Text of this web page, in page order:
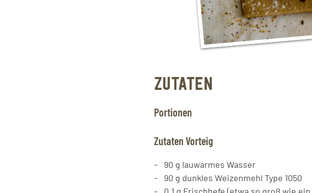
ZUTATEN
Portionen
Zutaten Vorteig
90 g lauwarmes Wasser
90 g dunkles Weizenmehl Type 1050